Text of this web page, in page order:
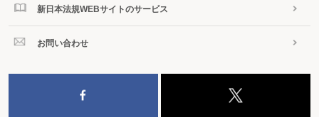
新日本法規WEBサイトのサービス
お問い合わせ